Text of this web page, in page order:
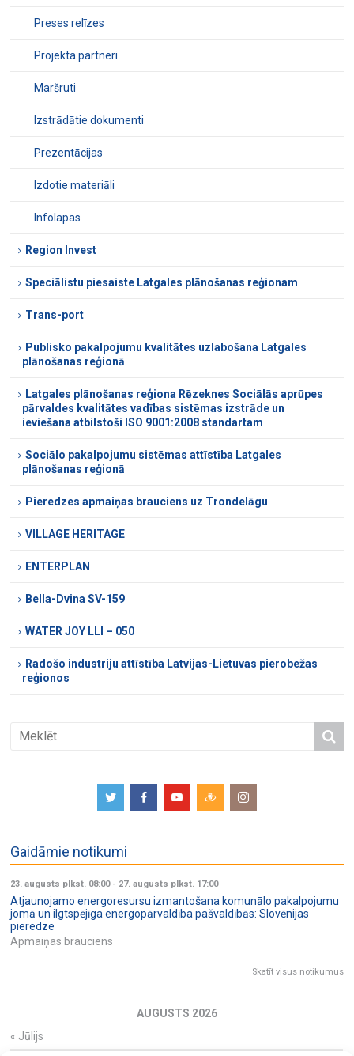
Preses relīzes
Projekta partneri
Maršruti
Izstrādātie dokumenti
Prezentācijas
Izdotie materiāli
Infolapas
Region Invest
Speciālistu piesaiste Latgales plānošanas reģionam
Trans-port
Publisko pakalpojumu kvalitātes uzlabošana Latgales
plānošanas reģionā
Latgales plānošanas reģiona Rēzeknes Sociālās aprūpes
pārvaldes kvalitātes vadības sistēmas izstrāde un
ieviešana atbilstoši ISO 9001:2008 standartam
Sociālo pakalpojumu sistēmas attīstība Latgales
plānošanas reģionā
Pieredzes apmaiņas brauciens uz Trondelāgu
VILLAGE HERITAGE
ENTERPLAN
Bella-Dvina SV-159
WATER JOY LLI – 050
Radošo industriju attīstība Latvijas-Lietuvas pierobežas
reģionos
Gaidāmie notikumi
23. augusts plkst. 08:00- 27. augusts plkst. 17:00
Atjaunojamo energoresursu izmantošana komunālo pakalpojumu
jomā un ilgtspējīga energopārvaldība pašvaldībās: Slovēnijas
pieredze
Apmaiņas brauciens
Skatīt visus notikumus
AUGUSTS 2026
« Jūlijs